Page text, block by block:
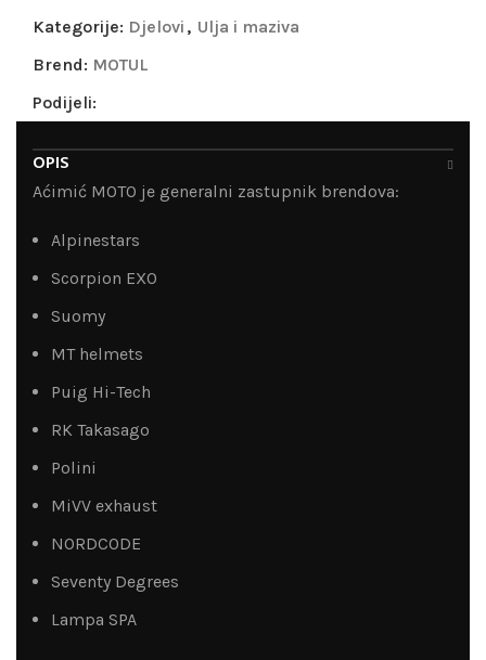
Kategorije: Djelovi , Ulja i maziva
Brend: MOTUL
Podijeli:
OPIS
Aćimić MOTO je generalni zastupnik brendova:
Alpinestars
Scorpion EXO
Suomy
MT helmets
Puig Hi-Tech
RK Takasago
Polini
MiVV exhaust
NORDCODE
Seventy Degrees
Lampa SPA